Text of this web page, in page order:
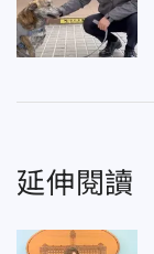
延伸閱讀